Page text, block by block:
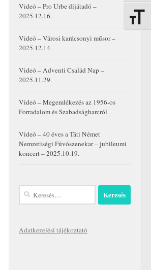
Videó – Pro Urbe díjátadó –
2025.12.16.
Videó – Városi karácsonyi műsor –
2025.12.14.
Videó – Adventi Család Nap –
2025.11.29.
Videó – Megemlékezés az 1956-os
Forradalom és Szabadságharcról
Videó – 40 éves a Táti Német
Nemzetiségi Fúvószenekar – jubileumi
koncert – 2025.10.19.
Keresés:
Adatkezelési tájékoztató